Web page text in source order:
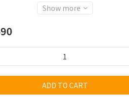
Show more
ADD TO CART